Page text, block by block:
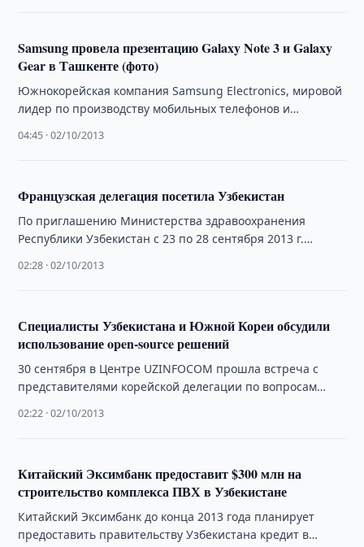
Samsung провела презентацию Galaxy Note 3 и Galaxy
Gear в Ташкенте (фото)
Южнокорейская компания Samsung Electronics, мировой
лидер по производству мобильных телефонов и
планшетофон Galaxy …
04:45 · 02/10/2013
Французская делегация посетила Узбекистан
По приглашению Министерства здравоохранения
Республики Узбекистан с 23 по 28 сентября 2013 г.
социальных дел и …
02:28 · 02/10/2013
Специалисты Узбекистана и Южной Кореи обсудили
использование open-source решений
30 сентября в Центре UZINFOCOM прошла встреча с
представителями корейской делегации по вопросам
«Электронного правительства». …
02:22 · 02/10/2013
Китайский Эксимбанк предоставит $300 млн на
строительство комплекса ПВХ в Узбекистане
Китайский Эксимбанк до конца 2013 года планирует
предоставить правительству Узбекистана кредит в